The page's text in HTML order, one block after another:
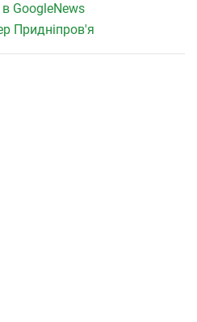
в GoogleNews
Придніпров'я